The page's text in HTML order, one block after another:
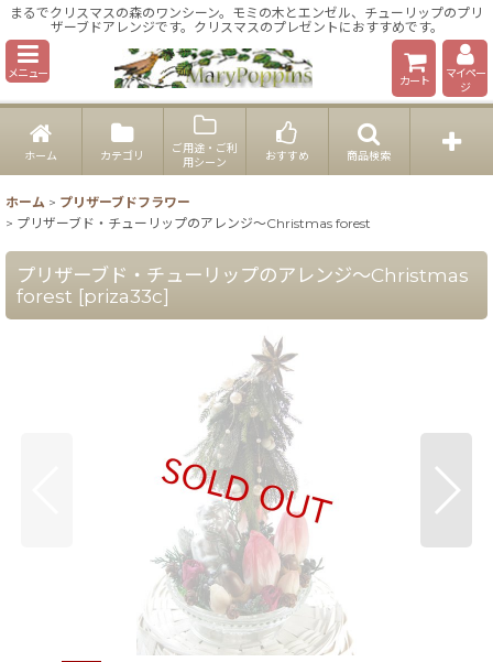
まるでクリスマスの森のワンシーン。モミの木とエンゼル、チューリップのプリ
ザーブドアレンジです。クリスマスのプレゼントにおすすめです。
メニュー カート
マイペー
ジ
ホーム カテゴリ
ご用途・ご利
用シーン
おすすめ 商品検索
ホーム > プリザーブドフラワー
> プリザーブド・チューリップのアレンジ〜Christmas forest
プリザーブド・チューリップのアレンジ〜Christmas
forest [priza33c]